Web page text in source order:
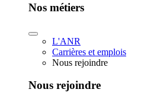
Nos métiers
L'ANR
Carrières et emplois
Nous rejoindre
Nous rejoindre